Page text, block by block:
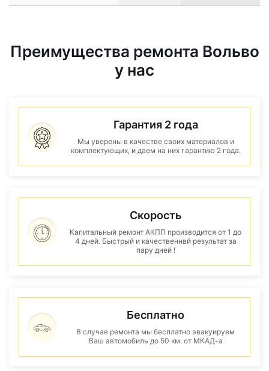
Преимущества ремонта Вольво
у нас
Гарантия 2 года
Мы уверены в качестве своих материалов и
комплектующих, и даем на них гарантию 2 года.
Скорость
Капитальный ремонт АКПП производится от 1 до
4 дней. Быстрый и качественнвй результат за
пару дней !
Бесплатно
В случае ремонта мы бесплатно эвакуируем
Ваш автомобиль до 50 км. от МКАД-а